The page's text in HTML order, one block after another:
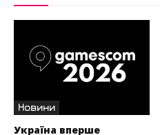
Новини
Україна вперше